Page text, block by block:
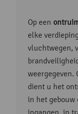
Op een
elke
vluchtwegen,
weergegeven.
dient u het
in het gebouw
ingangen, in